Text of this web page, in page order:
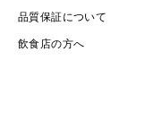
品質保証について
飲食店の方へ